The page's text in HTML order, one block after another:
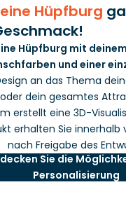
Hüpfburg
Hüpfburg mit
und einer
an das Thema
dein gesamtes
erstellt eine 3D-
erhalten Sie innerhalb
nach Freigabe des
Sie die
Personalisierung